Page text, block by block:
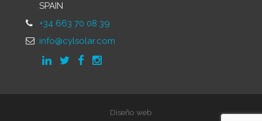
SPAIN
+34 663 70 08 39
info@cylsolar.com
Diseño web